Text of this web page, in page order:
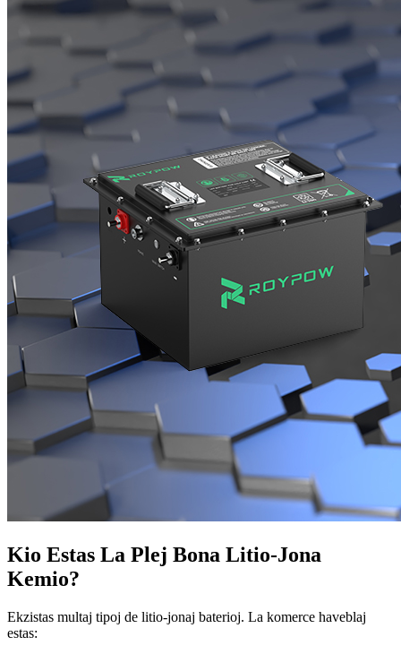
Kio Estas La Plej Bona Litio-Jona
Kemio?
Ekzistas multaj tipoj de litio-jonaj baterioj. La komerce haveblaj
estas: